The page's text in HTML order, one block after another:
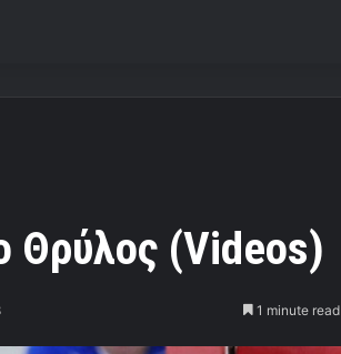
Θρύλος (Videos)
1 minute read